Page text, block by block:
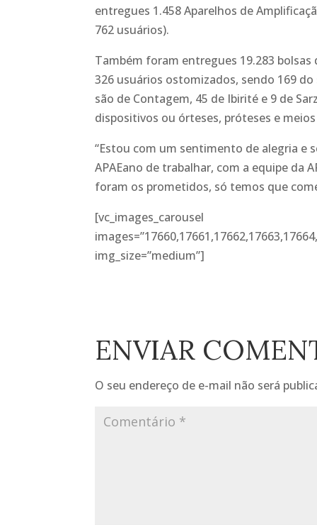
entregues 1.458 Aparelhos de
762 usuários).
Também foram entregues 19.283
326 usuários ostomizados, sendo 169
são de Contagem, 45 de Ibirité e 9 de
dispositivos ou órteses, próteses e
“Estou com um sentimento de alegria e
APAEano de trabalhar, com a equipe da
foram os prometidos, só temos que
[vc_images_carousel
img_size=”medium”]
ENVIAR
O seu endereço de e-mail não será